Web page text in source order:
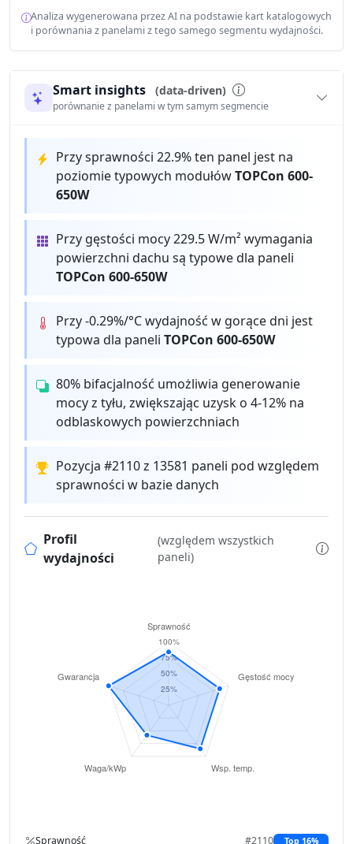
Analiza wygenerowana przez AI na podstawie kart katalogowych
i porównania z panelami z tego samego segmentu wydajności.
Smart insights (data-driven)
porównanie z panelami w tym samym segmencie
Przy sprawności 22.9% ten panel jest na
poziomie typowych modułówTOPCon 600-
650W
Przy gęstości mocy 229.5 W/m² wymagania
powierzchni dachu są typowe dla paneli
TOPCon 600-650W
Przy -0.29%/°C wydajność w gorące dni jest
typowa dla paneliTOPCon 600-650W
80% bifacjalność umożliwia generowanie
mocy z tyłu, zwiększając uzysk o 4-12% na
odblaskowych powierzchniach
Pozycja #2110 z 13581 paneli pod względem
sprawności w bazie danych
Profil
wydajności
(względem wszystkich
paneli)
Sprawność #2110 Top 16%